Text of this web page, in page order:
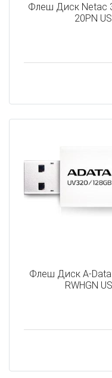
Флеш Диск Netac
20PN
Флеш Диск A-Data
RWHGN